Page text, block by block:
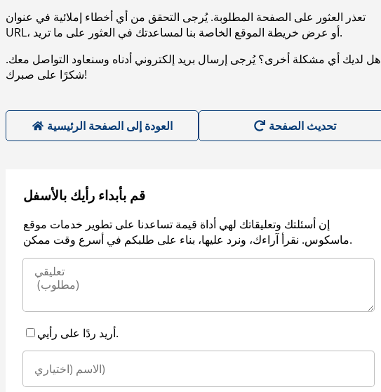
تعذر العثور على الصفحة المطلوبة. يُرجى التحقق من أي أخطاء إملائية في عنوان
URL، أو عرض خريطة الموقع الخاصة بنا لمساعدتك في العثور على ما تريد.
هل لديك أي مشكلة أخرى؟ يُرجى إرسال بريد إلكتروني أدناه وسنعاود التواصل معك.
شكرًا على صبرك!
العودة إلى الصفحة الرئيسية
قم بأبداء رأيك بالأسفل
إن أسئلتك وتعليقاتك لهي أداة قيمة تساعدنا على تطوير خدمات موقع
ماسكوس. نقرأ آراءك، ونرد عليها، بناء على طلبكم في أسرع وقت ممكن.
أريد ردًا على رأيي.